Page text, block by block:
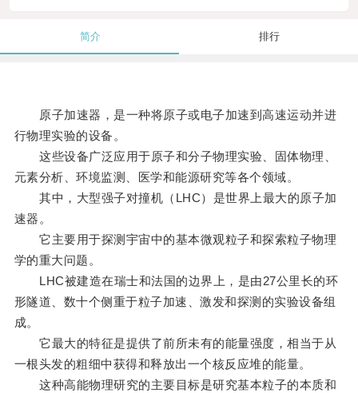
简介 排行
原子加速器，是一种将原子或电子加速到高速运动并进
行物理实验的设备。
这些设备广泛应用于原子和分子物理实验、固体物理、
元素分析、环境监测、医学和能源研究等各个领域。
其中，大型强子对撞机（LHC）是世界上最大的原子加
速器。
它主要用于探测宇宙中的基本微观粒子和探索粒子物理
学的重大问题。
LHC被建造在瑞士和法国的边界上，是由27公里长的环
形隧道、数十个侧重于粒子加速、激发和探测的实验设备组
成。
它最大的特征是提供了前所未有的能量强度，相当于从
一根头发的粗细中获得和释放出一个核反应堆的能量。
这种高能物理研究的主要目标是研究基本粒子的本质和